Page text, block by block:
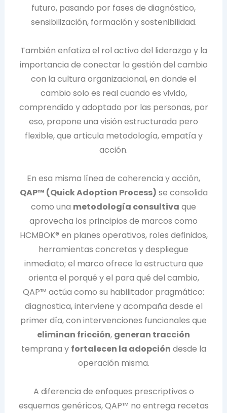
futuro, pasando por fases de diagnóstico,
sensibilización, formación y sostenibilidad.
También enfatiza el rol activo del liderazgo y la
importancia de conectar la gestión del cambio
con la cultura organizacional, en donde el
cambio solo es real cuando es vivido,
comprendido y adoptado por las personas, por
eso, propone una visión estructurada pero
flexible, que articula metodología, empatía y
acción.
En esa misma línea de coherencia y acción,
QAP™ (Quick Adoption Process) se consolida
como una metodología consultiva que
aprovecha los principios de marcos como
HCMBOK® en planes operativos, roles definidos,
herramientas concretas y despliegue
inmediato; el marco ofrece la estructura que
orienta el porqué y el para qué del cambio,
QAP™ actúa como su habilitador pragmático:
diagnostica, interviene y acompaña desde el
primer día, con intervenciones funcionales que
eliminan fricción, generan tracción
temprana y fortalecen la adopción desde la
operación misma.
A diferencia de enfoques prescriptivos o
esquemas genéricos, QAP™ no entrega recetas